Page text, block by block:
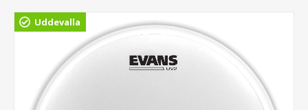
Uddevalla